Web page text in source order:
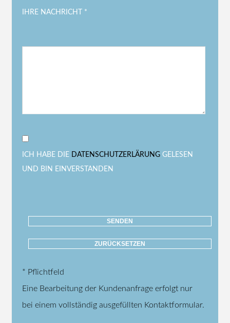
IHRE NACHRICHT *
ICH HABE DIE DATENSCHUTZERLÄRUNG GELESEN
UND BIN EINVERSTANDEN
* Pflichtfeld
Eine Bearbeitung der Kundenanfrage erfolgt nur
bei einem vollständig ausgefüllten Kontaktformular.